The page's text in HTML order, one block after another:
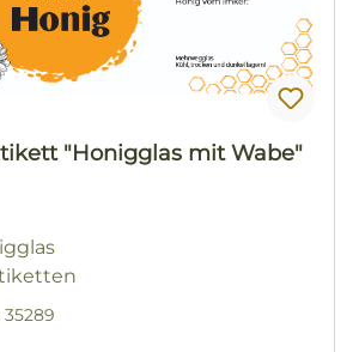
"Honigglas mit Wabe"
35289